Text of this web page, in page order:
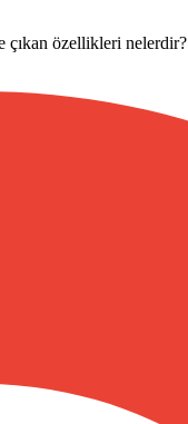
çıkan özellikleri nelerdir?